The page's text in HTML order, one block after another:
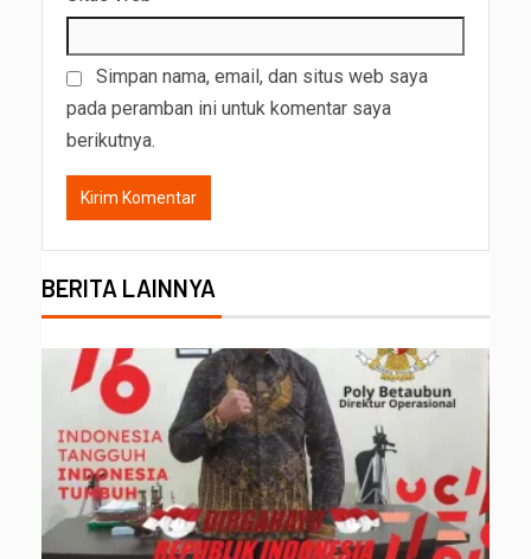
Simpan nama, email, dan situs web saya
pada peramban ini untuk komentar saya
berikutnya.
BERITA LAINNYA